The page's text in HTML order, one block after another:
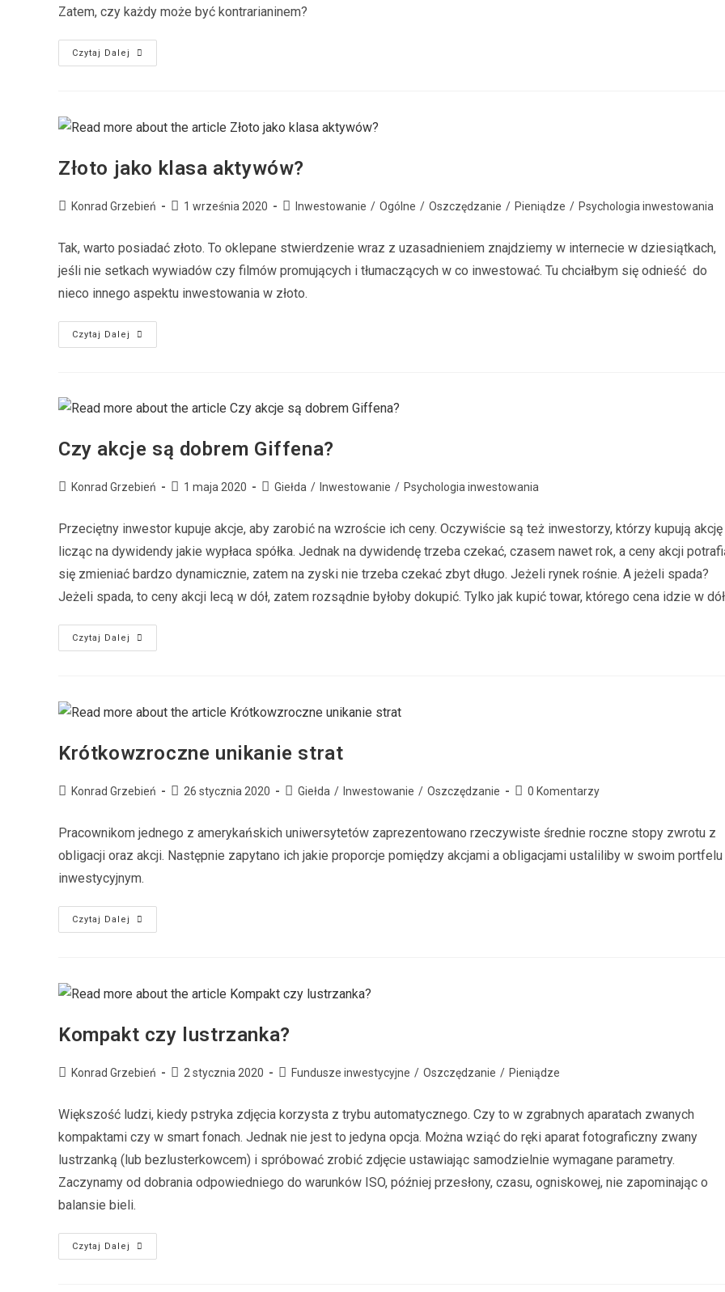
Zatem, czy każdy może być kontrarianinem?
Czytaj Dalej
Złoto jako klasa aktywów?
Konrad Grzebień 1 września 2020 Inwestowanie / Ogólne / Oszczędzanie / Pieniądze / Psychologia inwestowania
Tak, warto posiadać złoto. To oklepane stwierdzenie wraz z uzasadnieniem znajdziemy w internecie w dziesiątkach,
jeśli nie setkach wywiadów czy filmów promujących i tłumaczących w co inwestować. Tu chciałbym się odnieść do
nieco innego aspektu inwestowania w złoto.
Czytaj Dalej
Czy akcje są dobrem Giffena?
Konrad Grzebień 1 maja 2020 Giełda / Inwestowanie / Psychologia inwestowania
Przeciętny inwestor kupuje akcje, aby zarobić na wzroście ich ceny. Oczywiście są też inwestorzy, którzy kupują akcję
licząc na dywidendy jakie wypłaca spółka. Jednak na dywidendę trzeba czekać, czasem nawet rok, a ceny akcji
się zmieniać bardzo dynamicznie, zatem na zyski nie trzeba czekać zbyt długo. Jeżeli rynek rośnie. A jeżeli spada?
Jeżeli spada, to ceny akcji lecą w dół, zatem rozsądnie byłoby dokupić. Tylko jak kupić towar, którego cena idzie w
Czytaj Dalej
Krótkowzroczne unikanie strat
Konrad Grzebień 26 stycznia 2020 Giełda / Inwestowanie / Oszczędzanie 0 Komentarzy
Pracownikom jednego z amerykańskich uniwersytetów zaprezentowano rzeczywiste średnie roczne stopy zwrotu z
obligacji oraz akcji. Następnie zapytano ich jakie proporcje pomiędzy akcjami a obligacjami ustaliliby w swoim portfelu
inwestycyjnym.
Czytaj Dalej
Kompakt czy lustrzanka?
Konrad Grzebień 2 stycznia 2020 Fundusze inwestycyjne / Oszczędzanie / Pieniądze
Większość ludzi, kiedy pstryka zdjęcia korzysta z trybu automatycznego. Czy to w zgrabnych aparatach zwanych
kompaktami czy w smart fonach. Jednak nie jest to jedyna opcja. Można wziąć do ręki aparat fotograficzny zwany
lustrzanką (lub bezlusterkowcem) i spróbować zrobić zdjęcie ustawiając samodzielnie wymagane parametry.
Zaczynamy od dobrania odpowiedniego do warunków ISO, później przesłony, czasu, ogniskowej, nie zapominając o
balansie bieli.
Czytaj Dalej